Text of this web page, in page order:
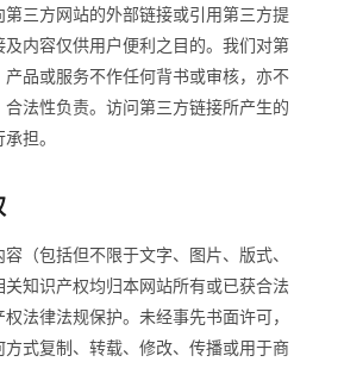
三方网站的外部链接或引用第三方提
内容仅供用户便利之目的。我们对第
品或服务不作任何背书或审核，亦不
法性负责。访问第三方链接所产生的
担。
（包括但不限于文字、图片、版式、
知识产权均归本网站所有或已获合法
法律法规保护。未经事先书面许可，
式复制、转载、修改、传播或用于商